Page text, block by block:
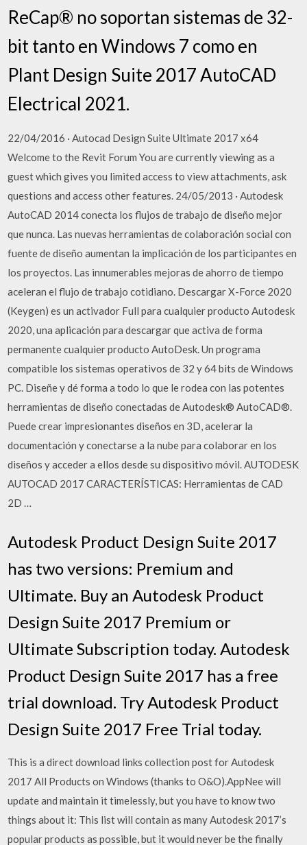
ReCap® no soportan sistemas de 32-
bit tanto en Windows 7 como en
Plant Design Suite 2017 AutoCAD
Electrical 2021.
22/04/2016 · Autocad Design Suite Ultimate 2017 x64
Welcome to the Revit Forum You are currently viewing as a
guest which gives you limited access to view attachments, ask
questions and access other features. 24/05/2013 · Autodesk
AutoCAD 2014 conecta los flujos de trabajo de diseño mejor
que nunca. Las nuevas herramientas de colaboración social con
fuente de diseño aumentan la implicación de los participantes en
los proyectos. Las innumerables mejoras de ahorro de tiempo
aceleran el flujo de trabajo cotidiano. Descargar X-Force 2020
(Keygen) es un activador Full para cualquier producto Autodesk
2020, una aplicación para descargar que activa de forma
permanente cualquier producto AutoDesk. Un programa
compatible los sistemas operativos de 32 y 64 bits de Windows
PC. Diseñe y dé forma a todo lo que le rodea con las potentes
herramientas de diseño conectadas de Autodesk® AutoCAD®.
Puede crear impresionantes diseños en 3D, acelerar la
documentación y conectarse a la nube para colaborar en los
diseños y acceder a ellos desde su dispositivo móvil. AUTODESK
AUTOCAD 2017 CARACTERÍSTICAS: Herramientas de CAD
2D …
Autodesk Product Design Suite 2017
has two versions: Premium and
Ultimate. Buy an Autodesk Product
Design Suite 2017 Premium or
Ultimate Subscription today. Autodesk
Product Design Suite 2017 has a free
trial download. Try Autodesk Product
Design Suite 2017 Free Trial today.
This is a direct download links collection post for Autodesk
2017 All Products on Windows (thanks to O&O).AppNee will
update and maintain it timelessly, but you have to know two
things about it: This list will contain as many Autodesk 2017’s
popular products as possible, but it would never be the finally